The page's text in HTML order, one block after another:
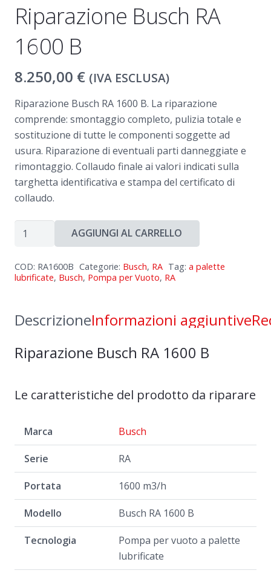
Riparazione Busch RA
1600 B
8.250,00 € (IVA ESCLUSA)
Riparazione Busch RA 1600 B. La riparazione
comprende: smontaggio completo, pulizia totale e
sostituzione di tutte le componenti soggette ad
usura. Riparazione di eventuali parti danneggiate e
rimontaggio. Collaudo finale ai valori indicati sulla
targhetta identificativa e stampa del certificato di
collaudo.
Riparazione
1600
AGGIUNGI AL CARRELLO
COD: RA1600B Categorie: Busch, RA Tag: a palette
lubrificate, Busch, Pompa per Vuoto, RA
DescrizioneInformazioni aggiuntive
Riparazione Busch RA 1600 B
Le caratteristiche del prodotto da riparare
Marca Busch
Serie RA
Portata 1600 m3/h
Modello Busch RA 1600 B
Tecnologia
Pompa per vuoto a palette
lubrificate